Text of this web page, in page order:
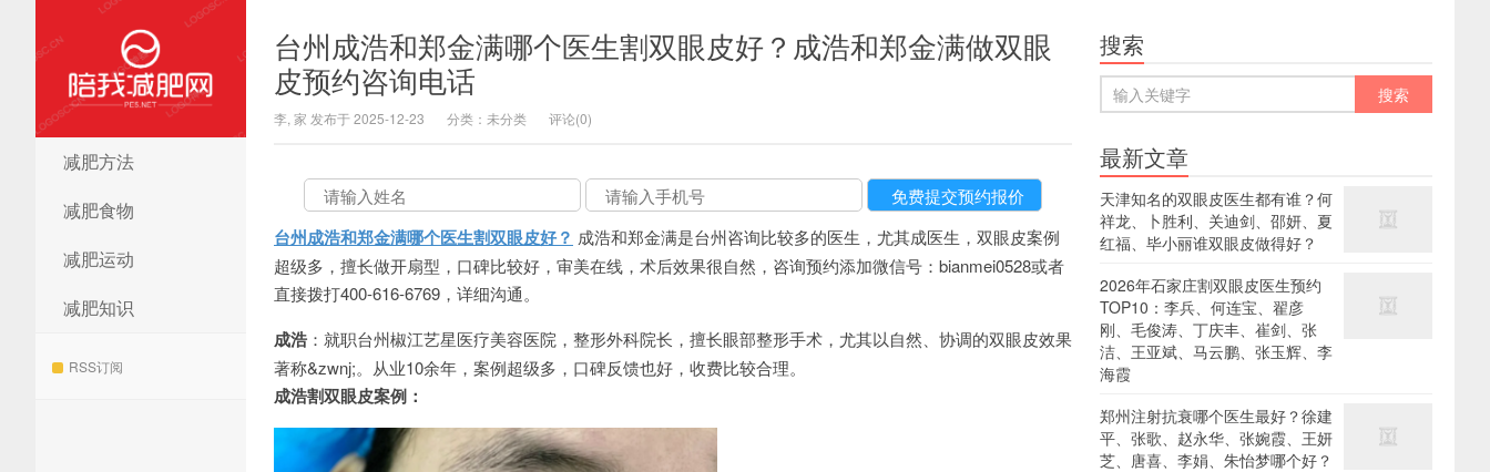
陪我减肥网
减肥方法
减肥食物
减肥运动
减肥知识
RSS订阅
台州成浩和郑金满哪个医生割双眼皮好？成浩和郑金满做双眼
皮预约咨询电话
李, 家 发布于 2025-12-23 分类：未分类 评论(0)
台州成浩和郑金满哪个医生割双眼皮好？ 成浩和郑金满是台州咨询比较多的医生，尤其成医生，双眼皮案例
超级多，擅长做开扇型，口碑比较好，审美在线，术后效果很自然，咨询预约添加微信号：bianmei0528或者
直接拨打400-616-6769，详细沟通。
成浩 ：就职台州椒江艺星医疗美容医院，整形外科院长，擅长眼部整形手术，尤其以自然、协调的双眼皮效果
著称&zwnj;。从业10余年，案例超级多，口碑反馈也好，收费比较合理。
成浩割双眼皮案例：
搜索
最新文章
天津知名的双眼皮医生都有谁？何
祥龙、卜胜利、关迪剑、邵妍、夏
红福、毕小丽谁双眼皮做得好？
2026年石家庄割双眼皮医生预约
TOP10：李兵、何连宝、翟彦
刚、毛俊涛、丁庆丰、崔剑、张
洁、王亚斌、马云鹏、张玉辉、李
海霞
郑州注射抗衰哪个医生最好？徐建
平、张歌、赵永华、张婉霞、王妍
芝、唐喜、李娟、朱怡梦哪个好？